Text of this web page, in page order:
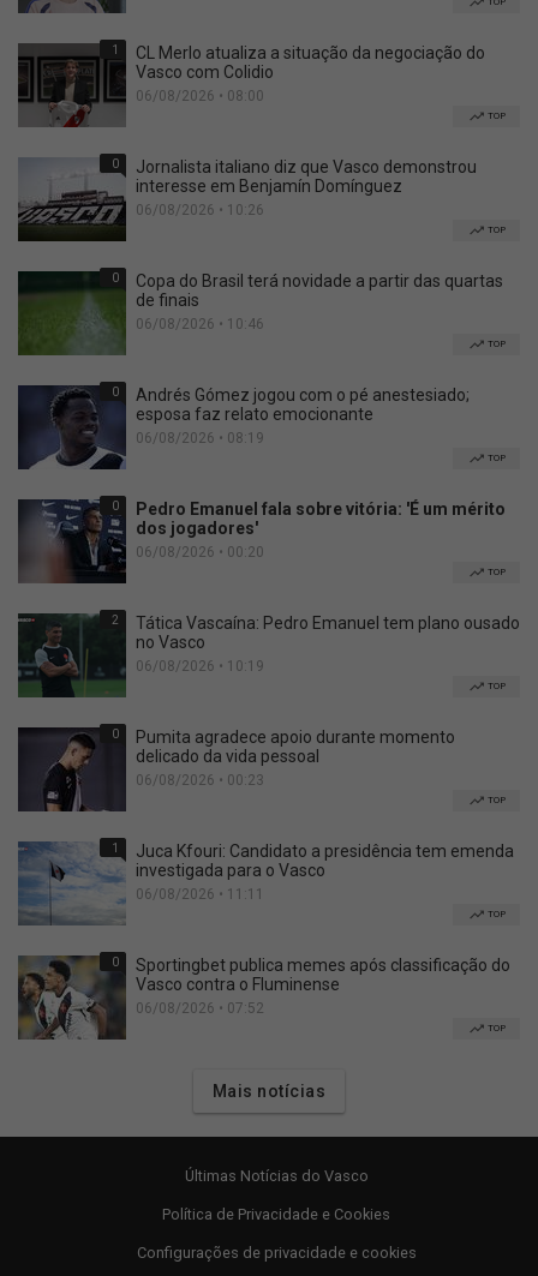
1
CL Merlo atualiza a situação da negociação do
Vasco com Colidio
06/08/2026 • 08:00
TOP
0
Jornalista italiano diz que Vasco demonstrou
interesse em Benjamín Domínguez
06/08/2026 • 10:26
TOP
0
Copa do Brasil terá novidade a partir das quartas
de finais
06/08/2026 • 10:46
TOP
0
Andrés Gómez jogou com o pé anestesiado;
esposa faz relato emocionante
06/08/2026 • 08:19
TOP
0
Pedro Emanuel fala sobre vitória: 'É um mérito
dos jogadores'
06/08/2026 • 00:20
TOP
2
Tática Vascaína: Pedro Emanuel tem plano ousado
no Vasco
06/08/2026 • 10:19
TOP
0
Pumita agradece apoio durante momento
delicado da vida pessoal
06/08/2026 • 00:23
TOP
1
Juca Kfouri: Candidato a presidência tem emenda
investigada para o Vasco
06/08/2026 • 11:11
TOP
0
Sportingbet publica memes após classificação do
Vasco contra o Fluminense
06/08/2026 • 07:52
TOP
Mais notícias
Últimas Notícias do Vasco
Política de Privacidade e Cookies
Configurações de privacidade e cookies